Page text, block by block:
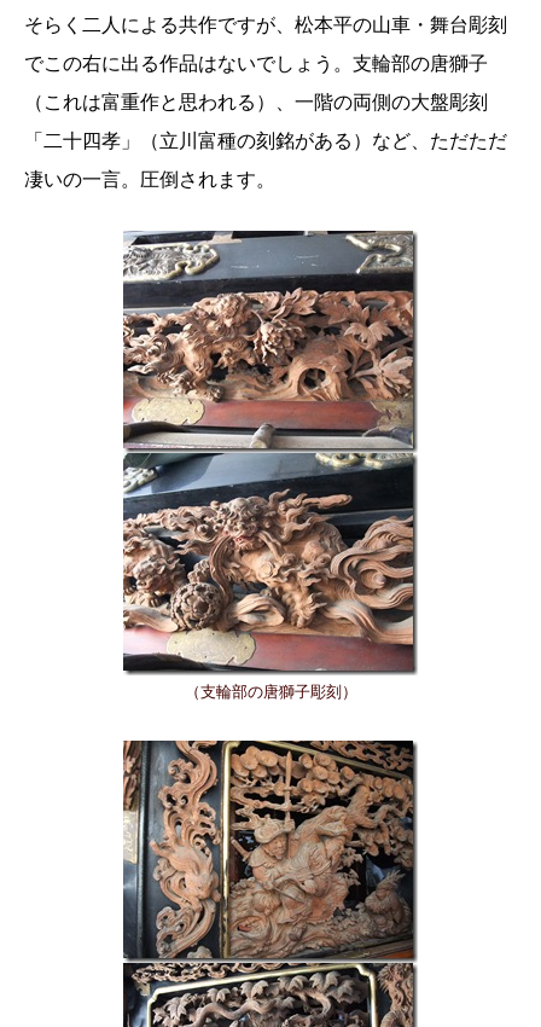
そらく二人による共作ですが、松本平の山車・舞台彫刻
でこの右に出る作品はないでしょう。支輪部の唐獅子
（これは富重作と思われる）、一階の両側の大盤彫刻
「二十四孝」（立川富種の刻銘がある）など、ただただ
凄いの一言。圧倒されます。
（支輪部の唐獅子彫刻）